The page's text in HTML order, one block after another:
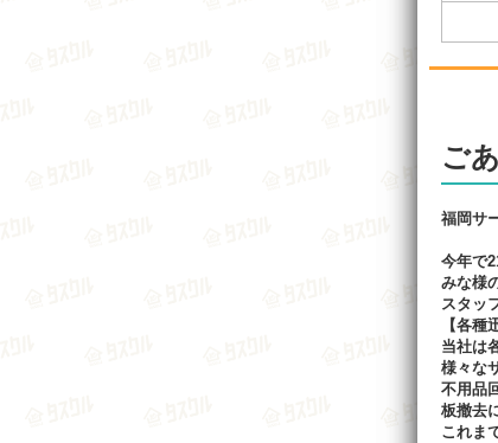
ご
福岡サ
今年で
みな様
スタッ
【各種
当社は
様々な
不用品
板撤去
これま